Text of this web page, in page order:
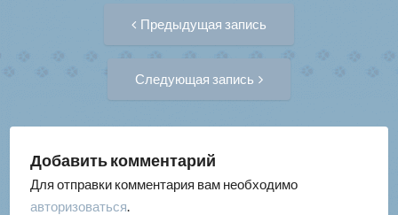
Навигация
записям
Предыдущая запись
Следующая запись
Добавить комментарий
Для отправки комментария вам необходимо
авторизоваться.